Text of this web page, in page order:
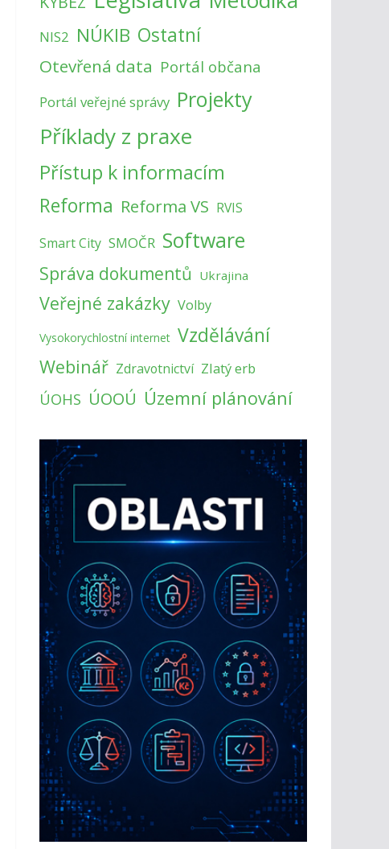
NIS2 NÚKIB Ostatní
Otevřená data Portál občana
Portál veřejné správy Projekty
Příklady z praxe
Přístup k informacím
Reforma Reforma VS RVIS
Smart City SMOČR Software
Správa dokumentů Ukrajina
Veřejné zakázky Volby
Vysokorychlostní internet Vzdělávání
Webinář Zdravotnictví Zlatý erb
ÚOHS ÚOOÚ Územní plánování